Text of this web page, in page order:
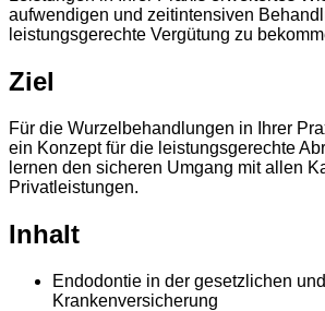
aufwendigen und zeitintensiven
leistungsgerechte Vergütung zu
Ziel
Für die Wurzelbehandlungen in Ihrer
ein Konzept für die leistungsgerechte
lernen den sicheren Umgang mit allen
Privatleistungen.
Inhalt
Endodontie in der gesetzlichen
Krankenversicherung